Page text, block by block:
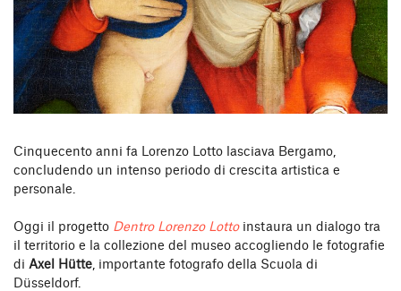
Cinquecento anni fa Lorenzo Lotto lasciava Bergamo,
concludendo un intenso periodo di crescita artistica e
personale.
Oggi il progetto Dentro Lorenzo Lottoinstaura un dialogo tra
il territorio e la collezione del museo accogliendo le fotografie
di Axel Hütte , importante fotografo della Scuola di
Düsseldorf.